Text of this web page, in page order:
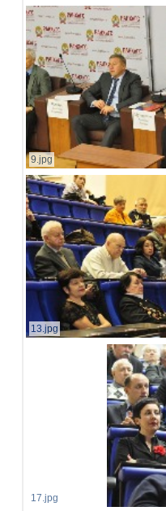
9.jpg
13.jpg
17.jpg